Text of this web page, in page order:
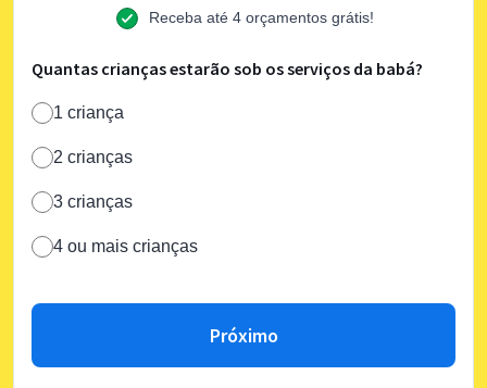
Receba até 4 orçamentos grátis!
Quantas crianças estarão sob os serviços da babá?
1 criança
2 crianças
3 crianças
4 ou mais crianças
Próximo